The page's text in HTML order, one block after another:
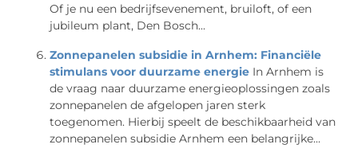
Of je nu een bedrijfsevenement, bruiloft, of een
jubileum plant, Den Bosch...
Zonnepanelen subsidie in Arnhem: Financiële
stimulans voor duurzame energie In Arnhem is
de vraag naar duurzame energieoplossingen zoals
zonnepanelen de afgelopen jaren sterk
toegenomen. Hierbij speelt de beschikbaarheid van
zonnepanelen subsidie Arnhem een belangrijke...